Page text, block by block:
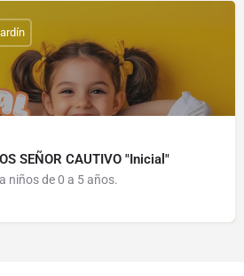
SEÑOR CAUTIVO "Inicial"
niños de 0 a 5 años.